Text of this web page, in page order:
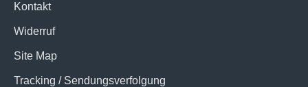
Kontakt
Widerruf
Site Map
Tracking / Sendungsverfolgung